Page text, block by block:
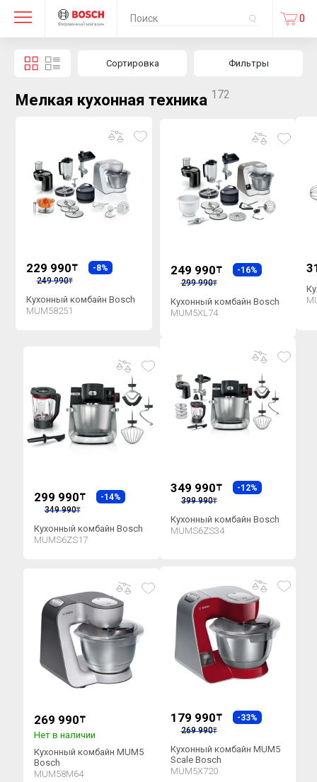
0
Сортировка Фильтры
Мелкая кухонная техника 172
229 990₸
-8%
249 990₸
Кухонный комбайн Bosch
MUM58251
249 990₸
-16%
299 990₸
Кухонный комбайн Bosch
MUM5XL74
299 990₸
-14%
349 990₸
Кухонный комбайн Bosch
MUMS6ZS17
349 990₸
-12%
399 990₸
Кухонный комбайн Bosch
MUMS6ZS34
269 990₸
Кухонный комбайн MUM5
Bosch
MUM58M64
Нет в наличии
179 990₸
-33%
269 990₸
Кухонный комбайн MUM5
Scale Bosch
MUM5X720